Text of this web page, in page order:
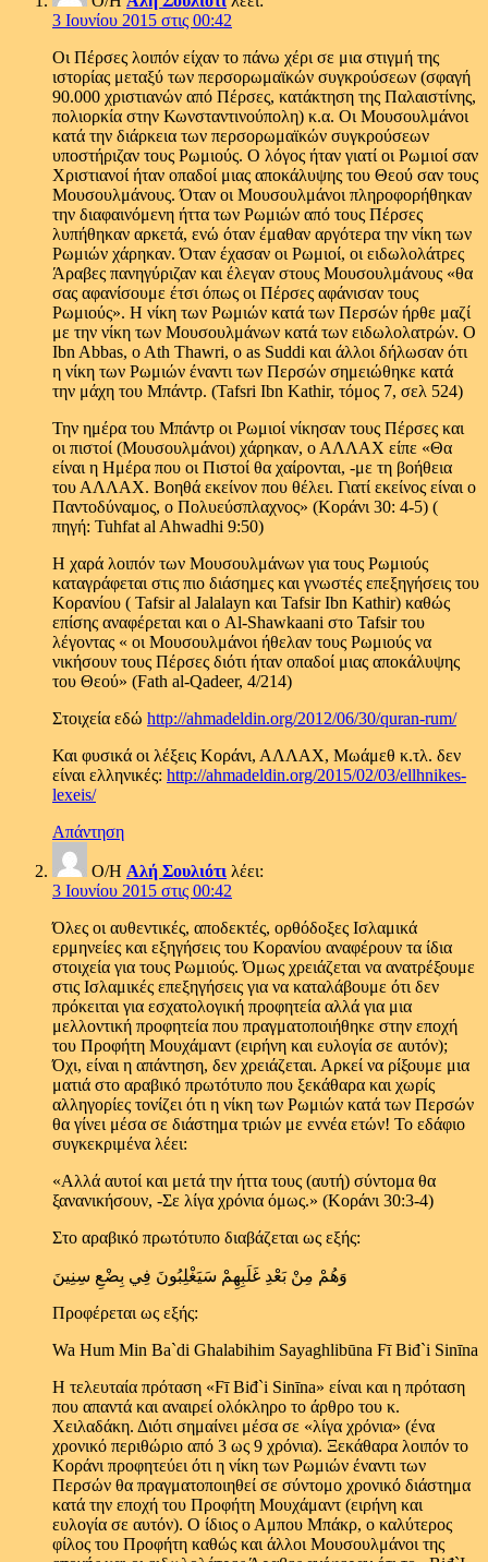
3 Ιουνίου 2015 στις 00:42
Οι Πέρσες λοιπόν είχαν το πάνω χέρι σε μια στιγμή της
ιστορίας μεταξύ των περσορωμαϊκών συγκρούσεων (σφαγή
90.000 χριστιανών από Πέρσες, κατάκτηση της Παλαιστίνης,
πολιορκία στην Κωνσταντινούπολη) κ.α. Οι Μουσουλμάνοι
κατά την διάρκεια των περσορωμαϊκών συγκρούσεων
υποστήριζαν τους Ρωμιούς. Ο λόγος ήταν γιατί οι Ρωμιοί σαν
Χριστιανοί ήταν οπαδοί μιας αποκάλυψης του Θεού σαν τους
Μουσουλμάνους. Όταν οι Μουσουλμάνοι πληροφορήθηκαν
την διαφαινόμενη ήττα των Ρωμιών από τους Πέρσες
λυπήθηκαν αρκετά, ενώ όταν έμαθαν αργότερα την νίκη των
Ρωμιών χάρηκαν. Όταν έχασαν οι Ρωμιοί, οι ειδωλολάτρες
Άραβες πανηγύριζαν και έλεγαν στους Μουσουλμάνους «θα
σας αφανίσουμε έτσι όπως οι Πέρσες αφάνισαν τους
Ρωμιούς». Η νίκη των Ρωμιών κατά των Περσών ήρθε μαζί
με την νίκη των Μουσουλμάνων κατά των ειδωλολατρών. Ο
Ibn Abbas, o Ath Thawri, ο as Suddi και άλλοι δήλωσαν ότι
η νίκη των Ρωμιών έναντι των Περσών σημειώθηκε κατά
την μάχη του Μπάντρ. (Tafsri Ibn Kathir, τόμος 7, σελ 524)
Την ημέρα του Μπάντρ οι Ρωμιοί νίκησαν τους Πέρσες και
οι πιστοί (Μουσουλμάνοι) χάρηκαν, ο ΑΛΛΑΧ είπε «Θα
είναι η Ημέρα που οι Πιστοί θα χαίρονται, -με τη βοήθεια
του ΑΛΛΑΧ. Βοηθά εκείνον που θέλει. Γιατί εκείνος είναι ο
Παντοδύναμος, ο Πολυεύσπλαχνος» (Κοράνι 30: 4-5) (
πηγή: Tuhfat al Ahwadhi 9:50)
Η χαρά λοιπόν των Μουσουλμάνων για τους Ρωμιούς
καταγράφεται στις πιο διάσημες και γνωστές επεξηγήσεις του
Κορανίου ( Tafsir al Jalalayn και Tafsir Ibn Kathir) καθώς
επίσης αναφέρεται και ο Al-Shawkaani στο Tafsir του
λέγοντας « οι Μουσουλμάνοι ήθελαν τους Ρωμιούς να
νικήσουν τους Πέρσες διότι ήταν οπαδοί μιας αποκάλυψης
του Θεού» (Fath al-Qadeer, 4/214)
Στοιχεία εδώ http://ahmadeldin.org/2012/06/30/quran-rum/
Και φυσικά οι λέξεις Κοράνι, ΑΛΛΑΧ, Μωάμεθ κ.τλ. δεν
είναι ελληνικές: http://ahmadeldin.org/2015/02/03/ellhnikes-
lexeis/
Απάντηση
Ο/Η Αλή Σουλιότι λέει:
3 Ιουνίου 2015 στις 00:42
Όλες οι αυθεντικές, αποδεκτές, ορθόδοξες Ισλαμικά
ερμηνείες και εξηγήσεις του Κορανίου αναφέρουν τα ίδια
στοιχεία για τους Ρωμιούς. Όμως χρειάζεται να ανατρέξουμε
στις Ισλαμικές επεξηγήσεις για να καταλάβουμε ότι δεν
πρόκειται για εσχατολογική προφητεία αλλά για μια
μελλοντική προφητεία που πραγματοποιήθηκε στην εποχή
του Προφήτη Μουχάμαντ (ειρήνη και ευλογία σε αυτόν);
Όχι, είναι η απάντηση, δεν χρειάζεται. Αρκεί να ρίξουμε μια
ματιά στο αραβικό πρωτότυπο που ξεκάθαρα και χωρίς
αλληγορίες τονίζει ότι η νίκη των Ρωμιών κατά των Περσών
θα γίνει μέσα σε διάστημα τριών με εννέα ετών! Το εδάφιο
συγκεκριμένα λέει:
«Αλλά αυτοί και μετά την ήττα τους (αυτή) σύντομα θα
ξανανικήσουν, -Σε λίγα χρόνια όμως.» (Κοράνι 30:3-4)
Στο αραβικό πρωτότυπο διαβάζεται ως εξής:
وَهُمْ مِنْ بَعْدِ غَلَبِهِمْ سَيَغْلِبُونَ فِي بِضْعِ سِنِينَ
Προφέρεται ως εξής:
Wa Hum Min Ba`di Ghalabihim Sayaghlibūna Fī Biđ`i Sinīna
Η τελευταία πρόταση «Fī Biđ`i Sinīna» είναι και η πρόταση
που απαντά και αναιρεί ολόκληρο το άρθρο του κ.
Χειλαδάκη. Διότι σημαίνει μέσα σε «λίγα χρόνια» (ένα
χρονικό περιθώριο από 3 ως 9 χρόνια). Ξεκάθαρα λοιπόν το
Κοράνι προφητεύει ότι η νίκη των Ρωμιών έναντι των
Περσών θα πραγματοποιηθεί σε σύντομο χρονικό διάστημα
κατά την εποχή του Προφήτη Μουχάμαντ (ειρήνη και
ευλογία σε αυτόν). Ο ίδιος ο Αμπου Μπάκρ, ο καλύτερος
φίλος του Προφήτη καθώς και άλλοι Μουσουλμάνοι της